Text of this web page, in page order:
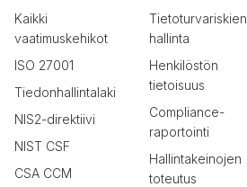
Kaikki
vaatimuskehikot
ISO 27001
Tiedonhallintalaki
NIS2-direktiivi
NIST CSF
CSA CCM
Tietoturvariskien
hallinta
Henkilöstön
tietoisuus
Compliance-
raportointi
Hallintakeinojen
toteutus